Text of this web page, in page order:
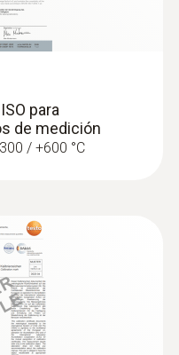
testo 440
para
de medición
/ +600 °C